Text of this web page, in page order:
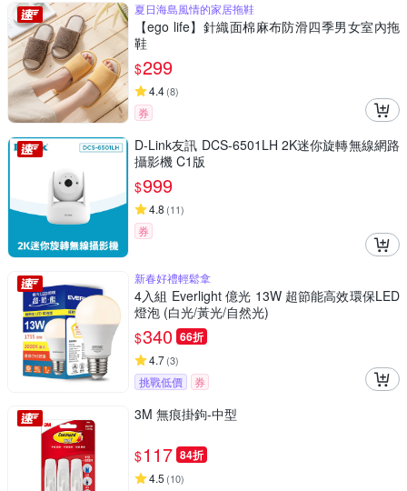
夏日海島風情的家居拖鞋
【ego life】針織面棉麻布防滑四季男女室內拖
鞋
$299
4.4(8)
券
D-Link友訊 DCS-6501LH 2K迷你旋轉無線網路
攝影機 C1版
$999
4.8 (11)
券
新春好禮輕鬆拿
4入組 Everlight 億光 13W 超節能高效環保LED
燈泡 (白光/黃光/自然光)
$340 66折
4.7(3)
挑戰低價 券
3M 無痕掛鉤-中型
$117 84折
4.5 (10)